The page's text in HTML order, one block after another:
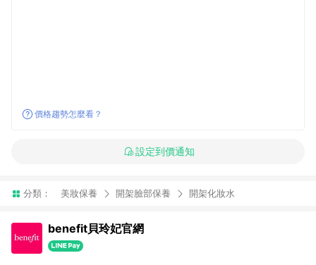
價格趨勢怎麼看？
設定到價通知
分類： 美妝保養 開架臉部保養 開架化妝水
benefit貝玲妃官網